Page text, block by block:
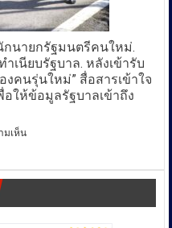
ตื่น
ตา
กับ
รถ
แข่ง
ใน
ฝัน-
กนายกรัฐมนตรีคนใหม่.
เนียบรัฐบาล. หลังเข้ารับ
คนรุ่นใหม่” สื่อสารเข้าใจ
อให้ข้อมูลรัฐบาลเข้าถึง
มเห็นบน